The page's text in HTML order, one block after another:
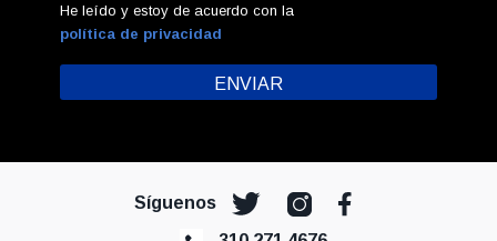
He leído y estoy de acuerdo con la
política de privacidad
Síguenos